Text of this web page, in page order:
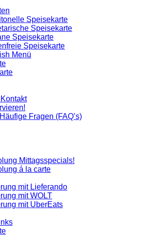
Speisekarte
Speisekarte
Speisekarte
Speisekarte
Menü
Fragen (FAQ’s)
Mittagsspecials!
á la carte
mit Lieferando
mit WOLT
mit UberEats